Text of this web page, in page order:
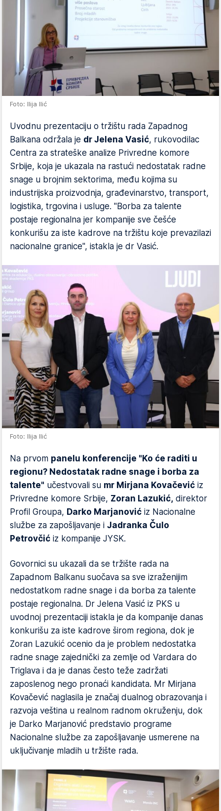
Foto: Ilija Ilić
Uvodnu prezentaciju o tržištu rada Zapadnog
Balkana održala je dr Jelena Vasić, rukovodilac
Centra za strateške analize Privredne komore
Srbije, koja je ukazala na rastući nedostatak radne
snage u brojnim sektorima, među kojima su
industrijska proizvodnja, građevinarstvo, transport,
logistika, trgovina i usluge. "Borba za talente
postaje regionalna jer kompanije sve češće
konkurišu za iste kadrove na tržištu koje prevazilazi
nacionalne granice", istakla je dr Vasić.
Foto: Ilija Ilić
Na prvom panelu konferencije "Ko će raditi u
regionu? Nedostatak radne snage i borba za
talente" učestvovali su mr Mirjana Kovačević iz
Privredne komore Srbije, Zoran Lazukić, direktor
Profil Groupa, Darko Marjanović iz Nacionalne
službe za zapošljavanje i Jadranka Čulo
Petrovčić iz kompanije JYSK.
Govornici su ukazali da se tržište rada na
Zapadnom Balkanu suočava sa sve izraženijim
nedostatkom radne snage i da borba za talente
postaje regionalna. Dr Jelena Vasić iz PKS u
uvodnoj prezentaciji istakla je da kompanije danas
konkurišu za iste kadrove širom regiona, dok je
Zoran Lazukić ocenio da je problem nedostatka
radne snage zajednički za zemlje od Vardara do
Triglava i da je danas često teže zadržati
zaposlenog nego pronaći kandidata. Mr Mirjana
Kovačević naglasila je značaj dualnog obrazovanja i
razvoja veština u realnom radnom okruženju, dok
je Darko Marjanović predstavio programe
Nacionalne službe za zapošljavanje usmerene na
uključivanje mladih u tržište rada.